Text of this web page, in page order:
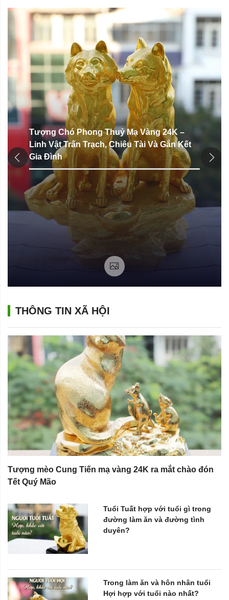
Tượng Chó Phong Thuỷ Mạ Vàng 24K –
Linh Vật Trấn Trạch, Chiêu Tài Và Gắn Kết
Gia Đình
THÔNG TIN XÃ HỘI
Tượng mèo Cung Tiến mạ vàng 24K ra mắt chào đón
Tết Quý Mão
Tuổi Tuất hợp với tuổi gì trong
đường làm ăn và đường tình
duyên?
Trong làm ăn và hôn nhân tuổi
Hợi hợp với tuổi nào nhất?